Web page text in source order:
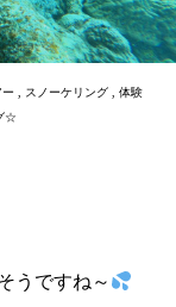
スノーケリング
体験
☆
うですね～